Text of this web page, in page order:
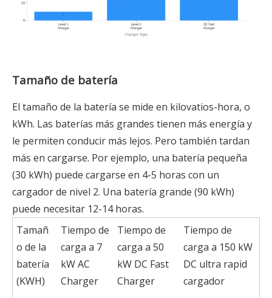
Tamaño de batería
El tamaño de la batería se mide en kilovatios-hora, o
kWh. Las baterías más grandes tienen más energía y
le permiten conducir más lejos. Pero también tardan
más en cargarse. Por ejemplo, una batería pequeña
(30 kWh) puede cargarse en 4-5 horas con un
cargador de nivel 2. Una batería grande (90 kWh)
puede necesitar 12-14 horas.
Tamañ
o de la
batería
(KWH)
Tiempo de
carga a 7
kW AC
Charger
Tiempo de
carga a 50
kW DC Fast
Charger
Tiempo de
carga a 150 kW
DC ultra rapid
cargador